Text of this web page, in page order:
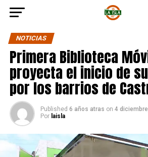
NOTICIAS
Primera Biblioteca
proyecta el inicio de
por los barrios de
Published 6 años atras on 4
Por laisla